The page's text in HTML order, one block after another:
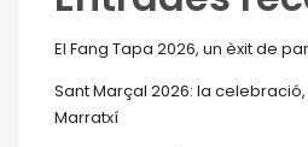
El Fang Tapa 2026, un èxit de
Sant Marçal 2026: la
Marratxí